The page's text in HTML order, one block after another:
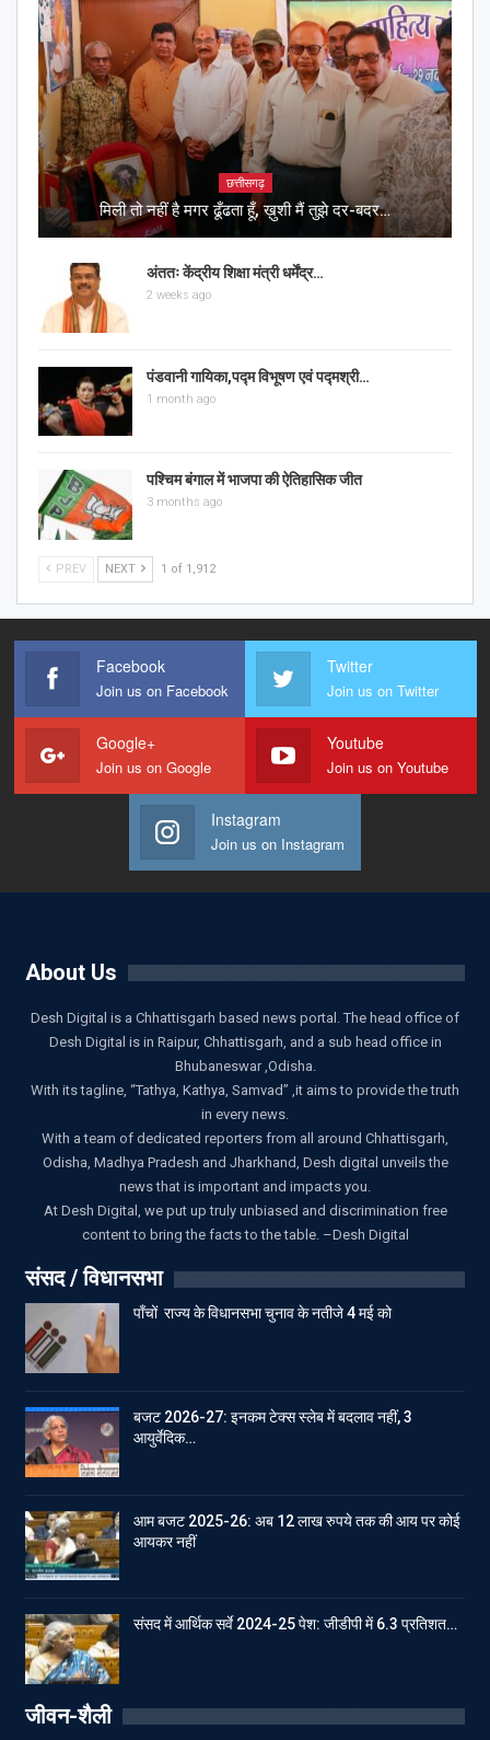
छत्तीसगढ़
मिली तो नहीं है मगर ढूँढता हूँ, ख़ुशी मैं तुझे दर-बदर…
अंततः केंद्रीय शिक्षा मंत्री धर्मेंद्र…
2 weeks ago
पंडवानी गायिका,पद्म विभूषण एवं पद्मश्री…
1 month ago
पश्चिम बंगाल में भाजपा की ऐतिहासिक जीत
3 months ago
PREV NEXT 1 of 1,912
Facebook
Join us on Facebook
Twitter
Join us on Twitter
Google+
Join us on Google
Youtube
Join us on Youtube
Instagram
Join us on Instagram
About Us
Desh Digital is a Chhattisgarh based news portal. The head office of
Desh Digital is in Raipur, Chhattisgarh, and a sub head office in
Bhubaneswar ,Odisha.
With its tagline, “Tathya, Kathya, Samvad” ,it aims to provide the truth
in every news.
With a team of dedicated reporters from all around Chhattisgarh,
Odisha, Madhya Pradesh and Jharkhand, Desh digital unveils the
news that is important and impacts you.
At Desh Digital, we put up truly unbiased and discrimination free
content to bring the facts to the table. –Desh Digital
संसद / विधानसभा
पाँचों राज्य के विधानसभा चुनाव के नतीजे 4 मई को
बजट 2026-27: इनकम टेक्स स्लेब में बदलाव नहीं, 3
आयुर्वेदिक…
आम बजट 2025-26: अब 12 लाख रुपये तक की आय पर कोई
आयकर नहीं
संसद में आर्थिक सर्वे 2024-25 पेश: जीडीपी में 6.3 प्रतिशत…
जीवन-शैली